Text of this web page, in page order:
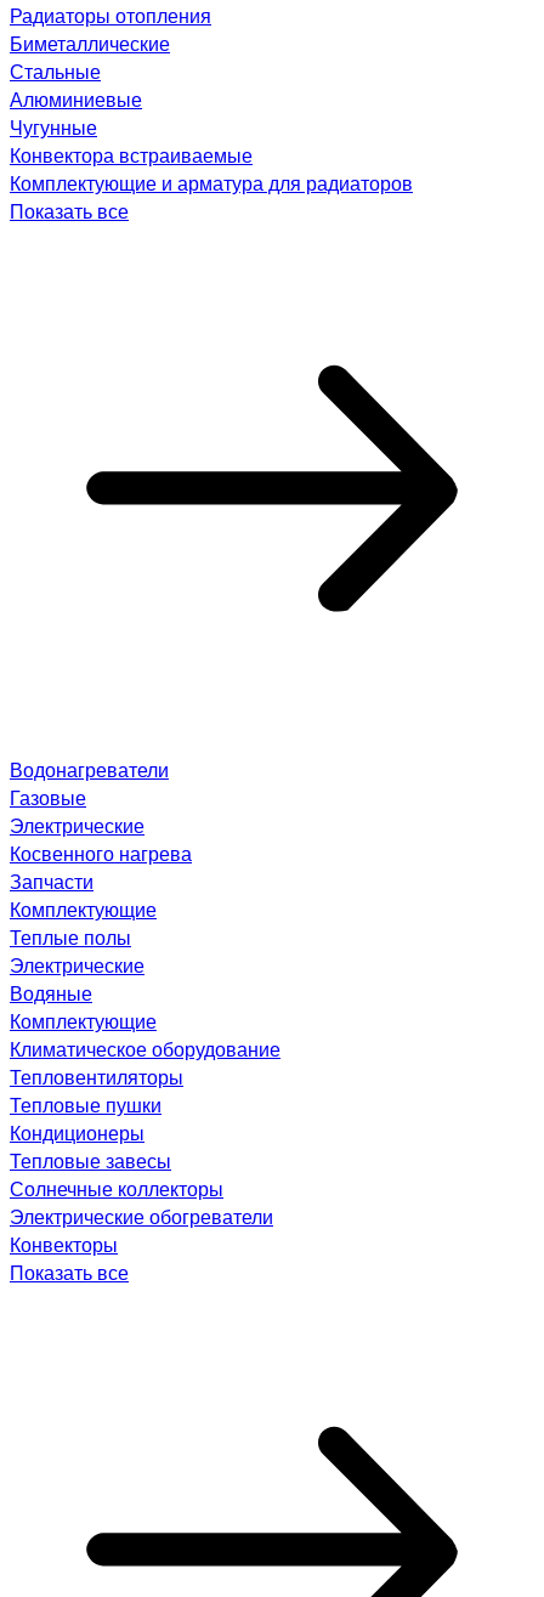
Радиаторы отопления
Биметаллические
Стальные
Алюминиевые
Чугунные
Конвектора встраиваемые
Комплектующие и арматура для радиаторов
Показать все
Водонагреватели
Газовые
Электрические
Косвенного нагрева
Запчасти
Комплектующие
Теплые полы
Электрические
Водяные
Комплектующие
Климатическое оборудование
Тепловентиляторы
Тепловые пушки
Кондиционеры
Тепловые завесы
Солнечные коллекторы
Электрические обогреватели
Конвекторы
Показать все